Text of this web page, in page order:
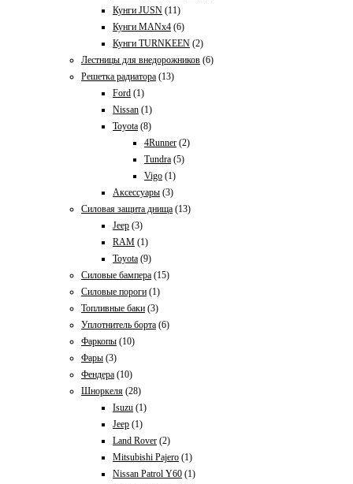
Кунги JUSN (11)
Кунги MANx4 (6)
Кунги TURNKEEN (2)
Лестницы для внедорожников (6)
Решетка радиатора (13)
Ford (1)
Nissan (1)
Toyota (8)
4Runner (2)
Tundra (5)
Vigo (1)
Аксессуары (3)
Силовая защита днища (13)
Jeep (3)
RAM (1)
Toyota (9)
Силовые бампера (15)
Силовые пороги (1)
Топливные баки (3)
Уплотнитель борта (6)
Фаркопы (10)
Фары (3)
Фендера (10)
Шноркеля (28)
Isuzu (1)
Jeep (1)
Land Rover (2)
Mitsubishi Pajero (1)
Nissan Patrol Y60 (1)